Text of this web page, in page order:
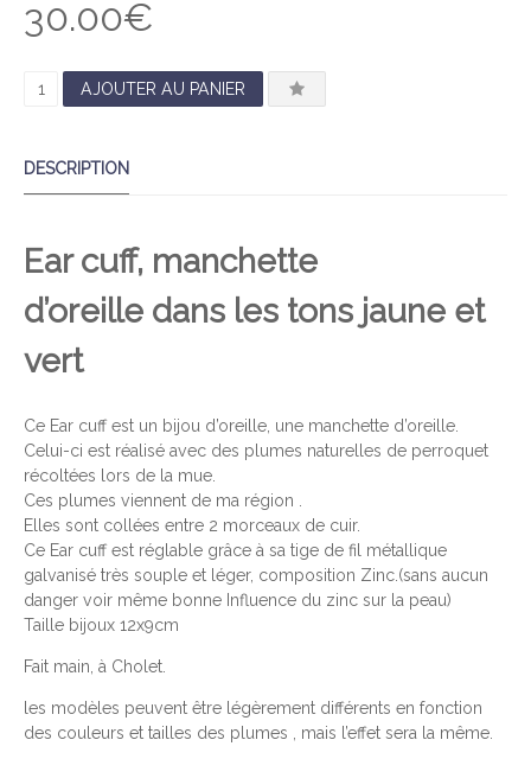
U
T
5
30.00€
N
T
T
D
J
U
N
E
E
T
V
E
R
AJOUTER AU PANIER
DESCRIPTION
Ear cuff, manchette
d’oreille dans les tons jaune et
vert
Ce Ear cuff est un bijou d’oreille, une manchette d’oreille.
Celui-ci est réalisé avec des plumes naturelles de perroquet
récoltées lors de la mue.
Ces plumes viennent de ma région .
Elles sont collées entre 2 morceaux de cuir.
Ce Ear cuff est réglable grâce à sa tige de fil métallique
galvanisé très souple et léger, composition Zinc.(sans aucun
danger voir même bonne Influence du zinc sur la peau)
Taille bijoux 12x9cm
Fait main, à Cholet.
les modèles peuvent être légèrement différents en fonction
des couleurs et tailles des plumes , mais l’effet sera la même.